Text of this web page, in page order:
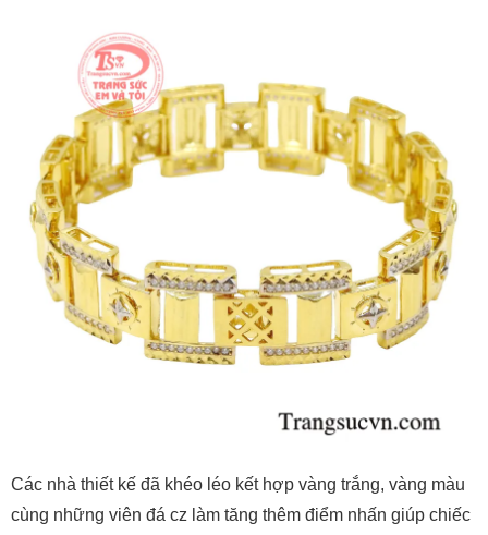
Các nhà thiết kế đã khéo léo kết hợp vàng trắng, vàng màu
cùng những viên đá cz làm tăng thêm điểm nhấn giúp chiếc